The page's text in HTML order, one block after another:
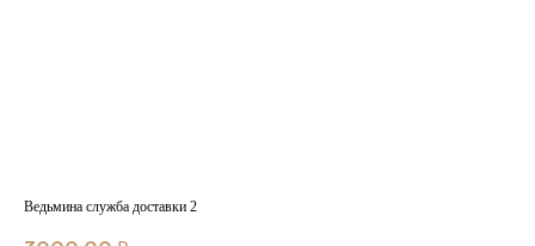
Ведьмина служба доставки 2